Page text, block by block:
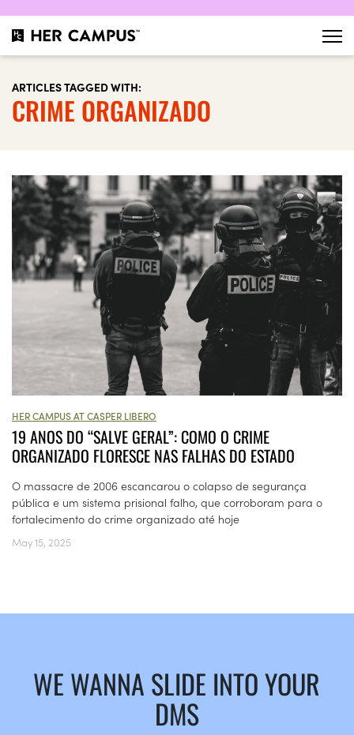
ARTICLES TAGGED WITH:
CRIME ORGANIZADO
HER CAMPUS AT CASPER LIBERO
19 ANOS DO “SALVE GERAL”: COMO O CRIME
ORGANIZADO FLORESCE NAS FALHAS DO ESTADO
O massacre de 2006 escancarou o colapso de segurança
pública e um sistema prisional falho, que corroboram para o
fortalecimento do crime organizado até hoje
May 15, 2025
WE WANNA SLIDE INTO YOUR
DMS